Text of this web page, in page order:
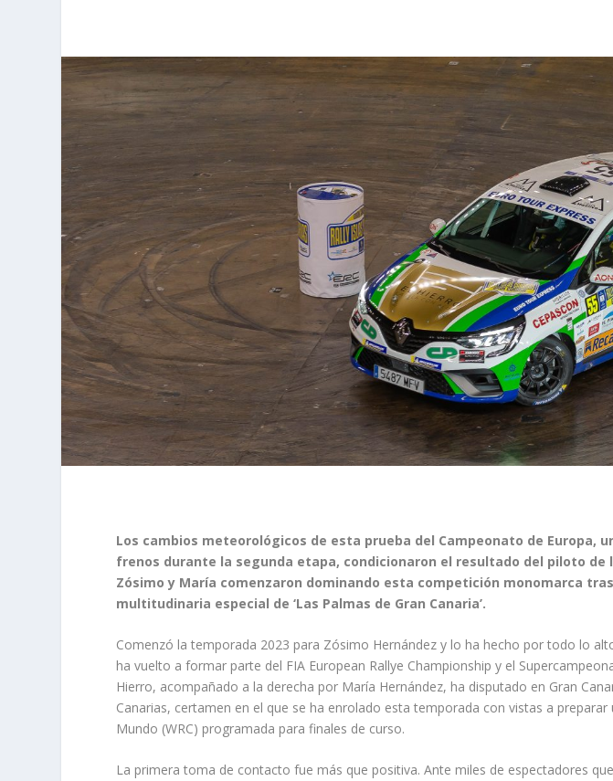
Los cambios meteorológicos de esta prueba del Campeonato de Europa,
frenos durante la segunda etapa, condicionaron el resultado del piloto de
Zósimo y María comenzaron dominando esta competición monomarca
multitudinaria especial de ‘Las Palmas de Gran Canaria’.
Comenzó la temporada 2023 para Zósimo Hernández y lo ha hecho por todo lo
ha vuelto a formar parte del FIA European Rallye Championship y el
Hierro, acompañado a la derecha por María Hernández, ha disputado en Gran
Canarias, certamen en el que se ha enrolado esta temporada con vistas a
Mundo (WRC) programada para finales de curso.
La primera toma de contacto fue más que positiva. Ante miles de espectadores